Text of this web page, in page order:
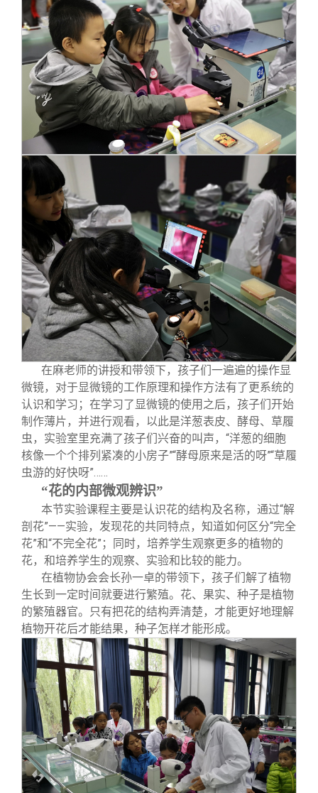
在麻老师的讲授和带领下，孩子们一遍遍的操作显
微镜，对于显微镜的工作原理和操作方法有了更系统的
认识和学习；在学习了显微镜的使用之后，孩子们开始
制作薄片，并进行观看，以此是洋葱表皮、酵母、草履
虫，实验室里充满了孩子们兴奋的叫声，“洋葱的细胞
核像一个个排列紧凑的小房子”“酵母原来是活的呀”“草履
虫游的好快呀”……
“花的内部微观辨识”
本节实验课程主要是认识花的结构及名称，通过“解
剖花”——实验，发现花的共同特点，知道如何区分“完全
花”和“不完全花”；同时，培养学生观察更多的植物的
花，和培养学生的观察、实验和比较的能力。
在植物协会会长孙一卓的带领下，孩子们解了植物
生长到一定时间就要进行繁殖。花、果实、种子是植物
的繁殖器官。只有把花的结构弄清楚，才能更好地理解
植物开花后才能结果，种子怎样才能形成。